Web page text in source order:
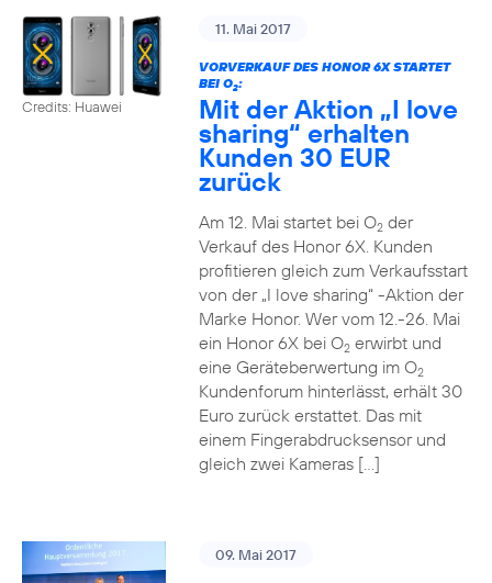
Credits: Huawei
11. Mai 2017
VORVERKAUF DES HONOR 6X STARTET
BEI O2:
Mit der Aktion „I love
sharing“ erhalten
Kunden 30 EUR
zurück
Am 12. Mai startet bei O2der
Verkauf des Honor 6X. Kunden
profitieren gleich zum Verkaufsstart
von der „I love sharing“ -Aktion der
Marke Honor. Wer vom 12.-26. Mai
ein Honor 6X bei O2erwirbt und
eine Geräteberwertung im O2
Kundenforum hinterlässt, erhält 30
Euro zurück erstattet. Das mit
einem Fingerabdrucksensor und
gleich zwei Kameras […]
09. Mai 2017